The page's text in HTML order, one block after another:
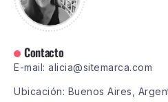
Contacto
E-mail: alicia@sitemarca.com
Ubicación: Buenos Aires,